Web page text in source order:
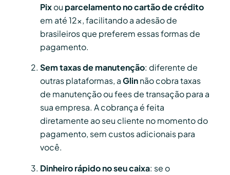
Pixou parcelamento no cartão de crédito
em até 12x, facilitando a adesão de
brasileiros que preferem essas formas de
pagamento.
Sem taxas de manutenção: diferente de
outras plataformas, aGlinnão cobra taxas
de manutenção ou fees de transação para a
sua empresa. A cobrança é feita
diretamente ao seu cliente no momento do
pagamento, sem custos adicionais para
você.
Dinheiro rápido no seu caixa: se o